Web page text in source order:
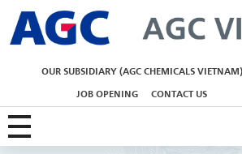
OUR SUBSIDIARY (AGC CHEMICALS VIETNAM)
JOB OPENING CONTACT US